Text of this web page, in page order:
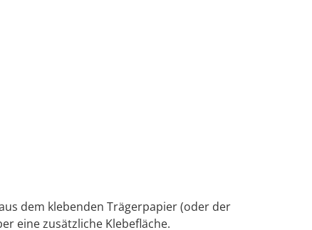
dem klebenden Trägerpapier (oder der
eine zusätzliche Klebefläche.